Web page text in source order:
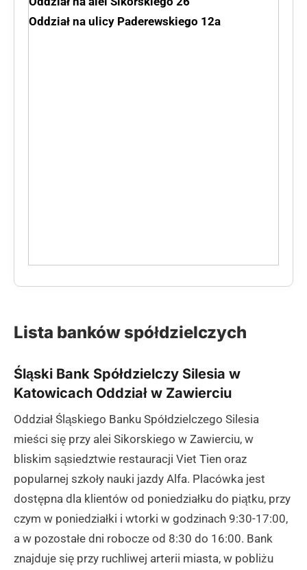
Oddział na ulicy Paderewskiego 12a
Lista banków spółdzielczych
Śląski Bank Spółdzielczy Silesia w
Katowicach Oddział w Zawierciu
Oddział Śląskiego Banku Spółdzielczego Silesia
mieści się przy alei Sikorskiego w Zawierciu, w
bliskim sąsiedztwie restauracji Viet Tien oraz
popularnej szkoły nauki jazdy Alfa. Placówka jest
dostępna dla klientów od poniedziałku do piątku, przy
czym w poniedziałki i wtorki w godzinach 9:30-17:00,
a w pozostałe dni robocze od 8:30 do 16:00. Bank
znajduje się przy ruchliwej arterii miasta, w pobliżu